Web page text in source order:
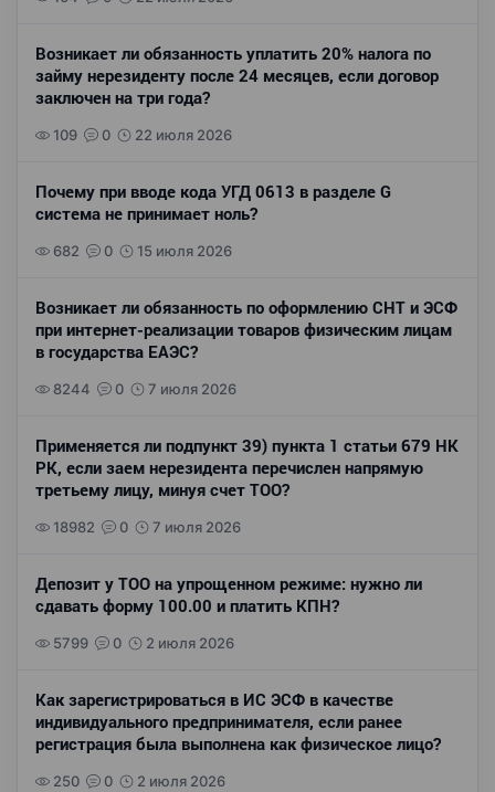
Возникает ли обязанность уплатить 20% налога по
займу нерезиденту после 24 месяцев, если договор
заключен на три года?
109 0 22 июля 2026
Почему при вводе кода УГД 0613 в разделе G
система не принимает ноль?
682 0 15 июля 2026
Возникает ли обязанность по оформлению СНТ и ЭСФ
при интернет-реализации товаров физическим лицам
в государства ЕАЭС?
8244 0 7 июля 2026
Применяется ли подпункт 39) пункта 1 статьи 679 НК
РК, если заем нерезидента перечислен напрямую
третьему лицу, минуя счет ТОО?
18982 0 7 июля 2026
Депозит у ТОО на упрощенном режиме: нужно ли
сдавать форму 100.00 и платить КПН?
5799 0 2 июля 2026
Как зарегистрироваться в ИС ЭСФ в качестве
индивидуального предпринимателя, если ранее
регистрация была выполнена как физическое лицо?
250 0 2 июля 2026